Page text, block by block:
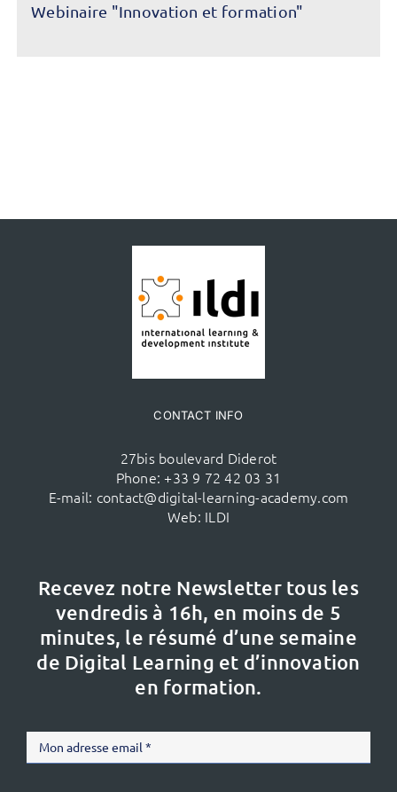
Webinaire "Innovation et formation"
CONTACT INFO
27bis boulevard Diderot
Phone: +33 9 72 42 03 31
E-mail: contact@digital-learning-academy.com
Web: ILDI
Recevez notre Newsletter tous les
vendredis à 16h, en moins de 5
minutes, le résumé d’une semaine
de Digital Learning et d’innovation
en formation.